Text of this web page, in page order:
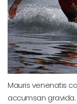
Mauris venenatis
accumsan